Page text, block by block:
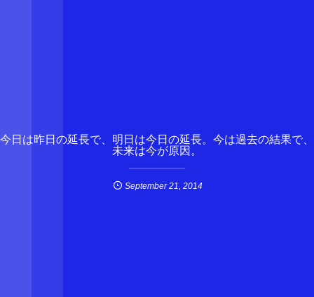
今日は昨日の延長で、明日は今日の延長。今は過去の結果で、
未来は今が原因。
September 21 ,2014